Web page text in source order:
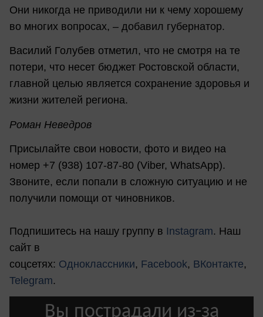
Они никогда не приводили ни к чему хорошему
во многих вопросах, – добавил губернатор.
Василий Голубев отметил, что не смотря на те
потери, что несет бюджет Ростовской области,
главной целью является сохранение здоровья и
жизни жителей региона.
Роман Неведров
Присылайте свои новости, фото и видео на
номер +7 (938) 107-87-80 (Viber, WhatsApp).
Звоните, если попали в сложную ситуацию и не
получили помощи от чиновников.
Подпишитесь на нашу группу в Instagram. Наш
сайт в
соцсетях: Одноклассники, Facebook, ВКонтакте,
Telegram.